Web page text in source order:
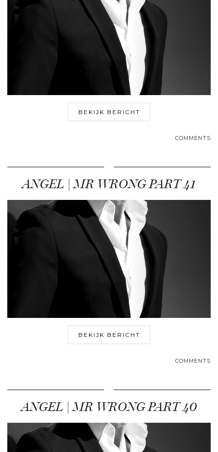
BEKIJK BERICHT
COMMENTS
ANGEL | MR WRONG PART 41
BEKIJK BERICHT
COMMENTS
ANGEL | MR WRONG PART 40